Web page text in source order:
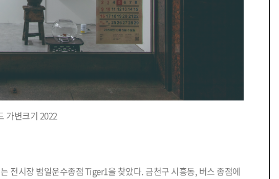
가변크기 2022
전시장 범일운수종점 Tiger1을 찾았다. 금천구 시흥동, 버스 종점에